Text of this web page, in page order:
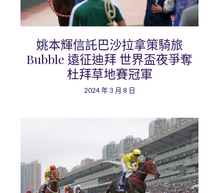
姚本輝信託巴沙拉拿策騎旅
Bubble 遠征迪拜 世界盃夜爭奪
杜拜草地賽冠軍
2024 年 3 月 8 日